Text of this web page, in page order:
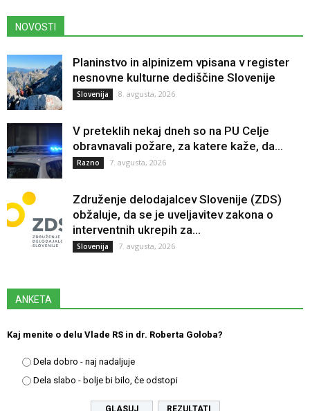
NOVOSTI
Planinstvo in alpinizem vpisana v register
nesnovne kulturne dediščine Slovenije
Slovenija 8. avgusta, 2026
V preteklih nekaj dneh so na PU Celje
obravnavali požare, za katere kaže, da...
Razno 7. avgusta, 2026
Združenje delodajalcev Slovenije (ZDS)
obžaluje, da se je uveljavitev zakona o
interventnih ukrepih za...
Slovenija 7. avgusta, 2026
ANKETA
Kaj menite o delu Vlade RS in dr. Roberta Goloba?
Dela dobro - naj nadaljuje
Dela slabo - bolje bi bilo, če odstopi
REZULTATI